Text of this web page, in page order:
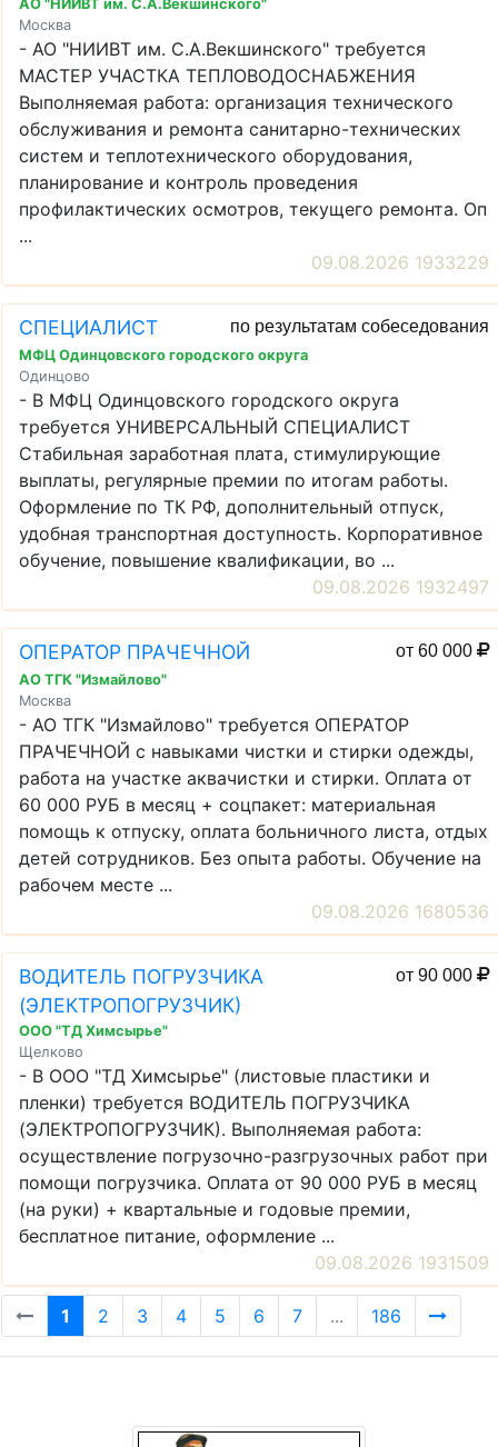
АО "НИИВТ им. С.А.Векшинского"
Москва
- АО "НИИВТ им. С.А.Векшинского" требуется
МАСТЕР УЧАСТКА ТЕПЛОВОДОСНАБЖЕНИЯ
Выполняемая работа: организация технического
обслуживания и ремонта санитарно-технических
систем и теплотехнического оборудования,
планирование и контроль проведения
профилактических осмотров, текущего ремонта. Оп
...
09.08.2026 1933229
СПЕЦИАЛИСТ по результатам собеседования
МФЦ Одинцовского городского округа
Одинцово
- В МФЦ Одинцовского городского округа
требуется УНИВЕРСАЛЬНЫЙ СПЕЦИАЛИСТ
Стабильная заработная плата, стимулирующие
выплаты, регулярные премии по итогам работы.
Оформление по ТК РФ, дополнительный отпуск,
удобная транспортная доступность. Корпоративное
обучение, повышение квалификации, во ...
09.08.2026 1932497
ОПЕРАТОР ПРАЧЕЧНОЙ от 60 000
АО ТГК "Измайлово"
Москва
- АО ТГК "Измайлово" требуется ОПЕРАТОР
ПРАЧЕЧНОЙ с навыками чистки и стирки одежды,
работа на участке аквачистки и стирки. Оплата от
60 000 РУБ в месяц + соцпакет: материальная
помощь к отпуску, оплата больничного листа, отдых
детей сотрудников. Без опыта работы. Обучение на
рабочем месте ...
09.08.2026 1680536
ВОДИТЕЛЬ ПОГРУЗЧИКА
(ЭЛЕКТРОПОГРУЗЧИК)
от 90 000
ООО "ТД Химсырье"
Щелково
- В ООО "ТД Химсырье" (листовые пластики и
пленки) требуется ВОДИТЕЛЬ ПОГРУЗЧИКА
(ЭЛЕКТРОПОГРУЗЧИК). Выполняемая работа:
осуществление погрузочно-разгрузочных работ при
помощи погрузчика. Оплата от 90 000 РУБ в месяц
(на руки) + квартальные и годовые премии,
бесплатное питание, оформление ...
09.08.2026 1931509
1 2 3 4 5 6 7 ... 186